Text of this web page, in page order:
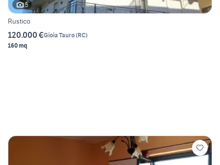
5
Rustico
120.000 €Gioia Tauro(RC)
160 mq